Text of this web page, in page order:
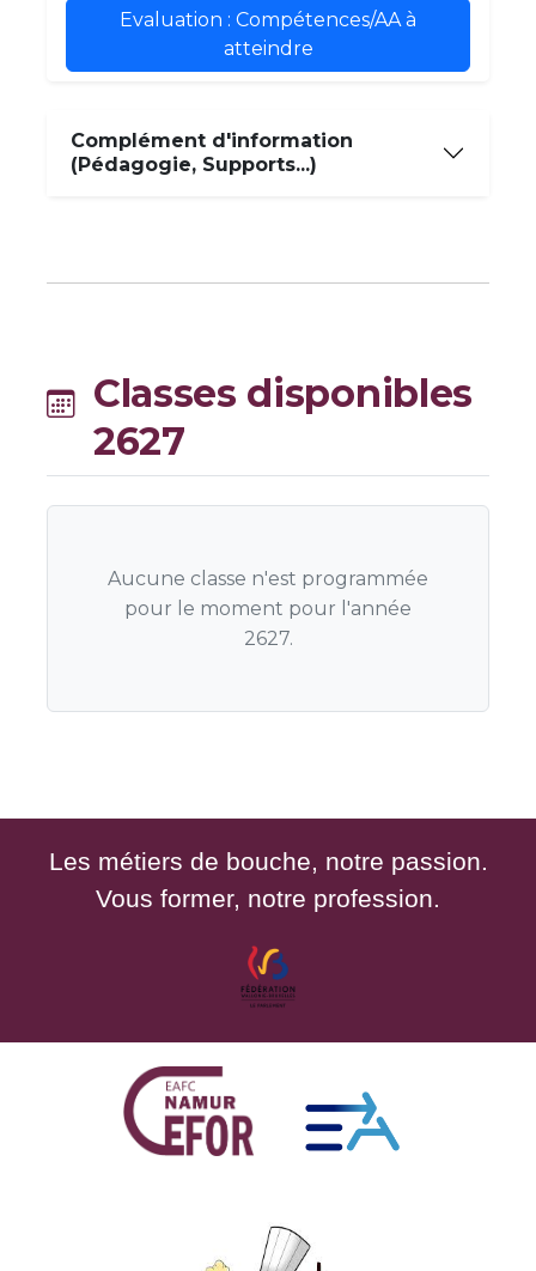
Evaluation : Compétences/AA à
atteindre
Complément d'information
(Pédagogie, Supports...)
Classes disponibles
2627
Aucune classe n'est programmée
pour le moment pour l'année
2627.
Les métiers de bouche, notre passion.
Vous former, notre profession.